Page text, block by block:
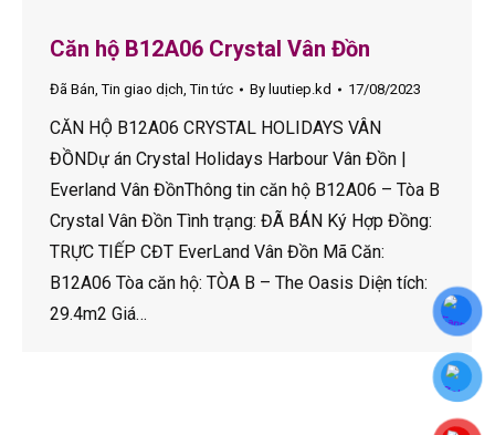
Căn hộ B12A06 Crystal Vân Đồn
Đã Bán,Tin giao dịch,Tin tức By luutiep.kd 17/08/2023
CĂN HỘ B12A06 CRYSTAL HOLIDAYS VÂN
ĐỒNDự án Crystal Holidays Harbour Vân Đồn |
Everland Vân ĐồnThông tin căn hộ B12A06 – Tòa B
Crystal Vân Đồn Tình trạng: ĐÃ BÁN Ký Hợp Đồng:
TRỰC TIẾP CĐT EverLand Vân Đồn Mã Căn:
B12A06 Tòa căn hộ: TÒA B – The Oasis Diện tích:
29.4m2 Giá…